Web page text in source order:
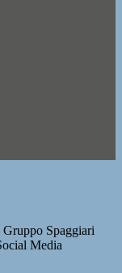
Spaggiari
Media